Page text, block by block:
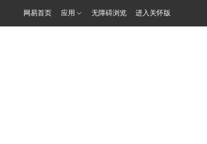
网易首页 应用 无障碍浏览 进入关怀版